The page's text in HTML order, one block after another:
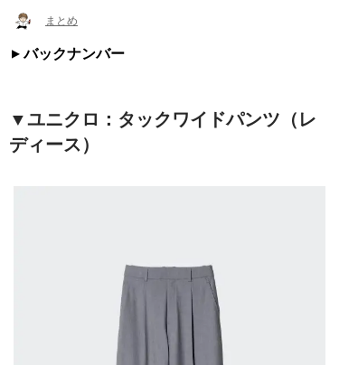
まとめ
バックナンバー
▼ユニクロ：タックワイドパンツ（レ
ディース）